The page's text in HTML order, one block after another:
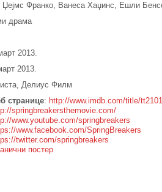
Франко, Ванеса Хаџинс, Ешли
драма
2013.
2013.
Делиус Филм
странице: http://www.imdb.com/title/
springbreakersthemovie.com/
www.youtube.com/springbreakers
www.facebook.com/SpringBreakers
twitter.com/springbreakers
постер